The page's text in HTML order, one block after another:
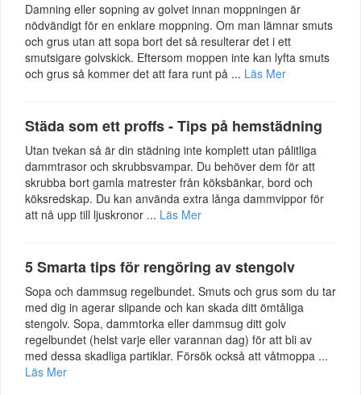
Damning eller sopning av golvet innan moppningen är
nödvändigt för en enklare moppning. Om man lämnar smuts
och grus utan att sopa bort det så resulterar det i ett
smutsigare golvskick. Eftersom moppen inte kan lyfta smuts
och grus så kommer det att fara runt på ... Läs Mer
Städa som ett proffs - Tips på hemstädning
Utan tvekan så är din städning inte komplett utan pålitliga
dammtrasor och skrubbsvampar. Du behöver dem för att
skrubba bort gamla matrester från köksbänkar, bord och
köksredskap. Du kan använda extra långa dammvippor för
att nå upp till ljuskronor ... Läs Mer
5 Smarta tips för rengöring av stengolv
Sopa och dammsug regelbundet. Smuts och grus som du tar
med dig in agerar slipande och kan skada ditt ömtåliga
stengolv. Sopa, dammtorka eller dammsug ditt golv
regelbundet (helst varje eller varannan dag) för att bli av
med dessa skadliga partiklar. Försök också att våtmoppa ...
Läs Mer